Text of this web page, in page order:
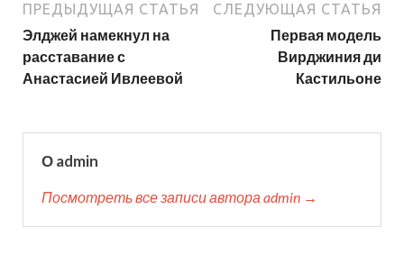
ПРЕДЫДУЩАЯ СТАТЬЯ
Элджей намекнул на
расставание с
Анастасией Ивлеевой
СЛЕДУЮЩАЯ СТАТЬЯ
Первая модель
Вирджиния ди
Кастильоне
О admin
Посмотреть все записи автора admin →